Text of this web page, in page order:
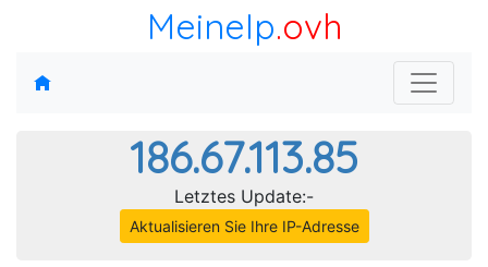
MeineIp.ovh
186.67.113.85
Letztes Update:-
Aktualisieren Sie Ihre IP-Adresse